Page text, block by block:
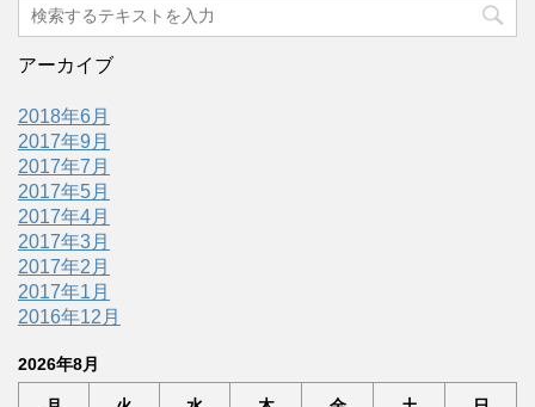
アーカイブ
2018年6月
2017年9月
2017年7月
2017年5月
2017年4月
2017年3月
2017年2月
2017年1月
2016年12月
2026年8月